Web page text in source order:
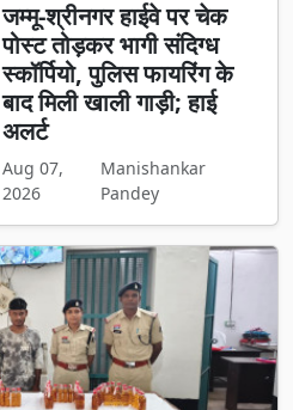
जम्मू-श्रीनगर हाईवे पर चेक
पोस्ट तोड़कर भागी संदिग्ध
स्कॉर्पियो, पुलिस फायरिंग के
बाद मिली खाली गाड़ी; हाई
अलर्ट
Aug 07,
2026
Manishankar
Pandey